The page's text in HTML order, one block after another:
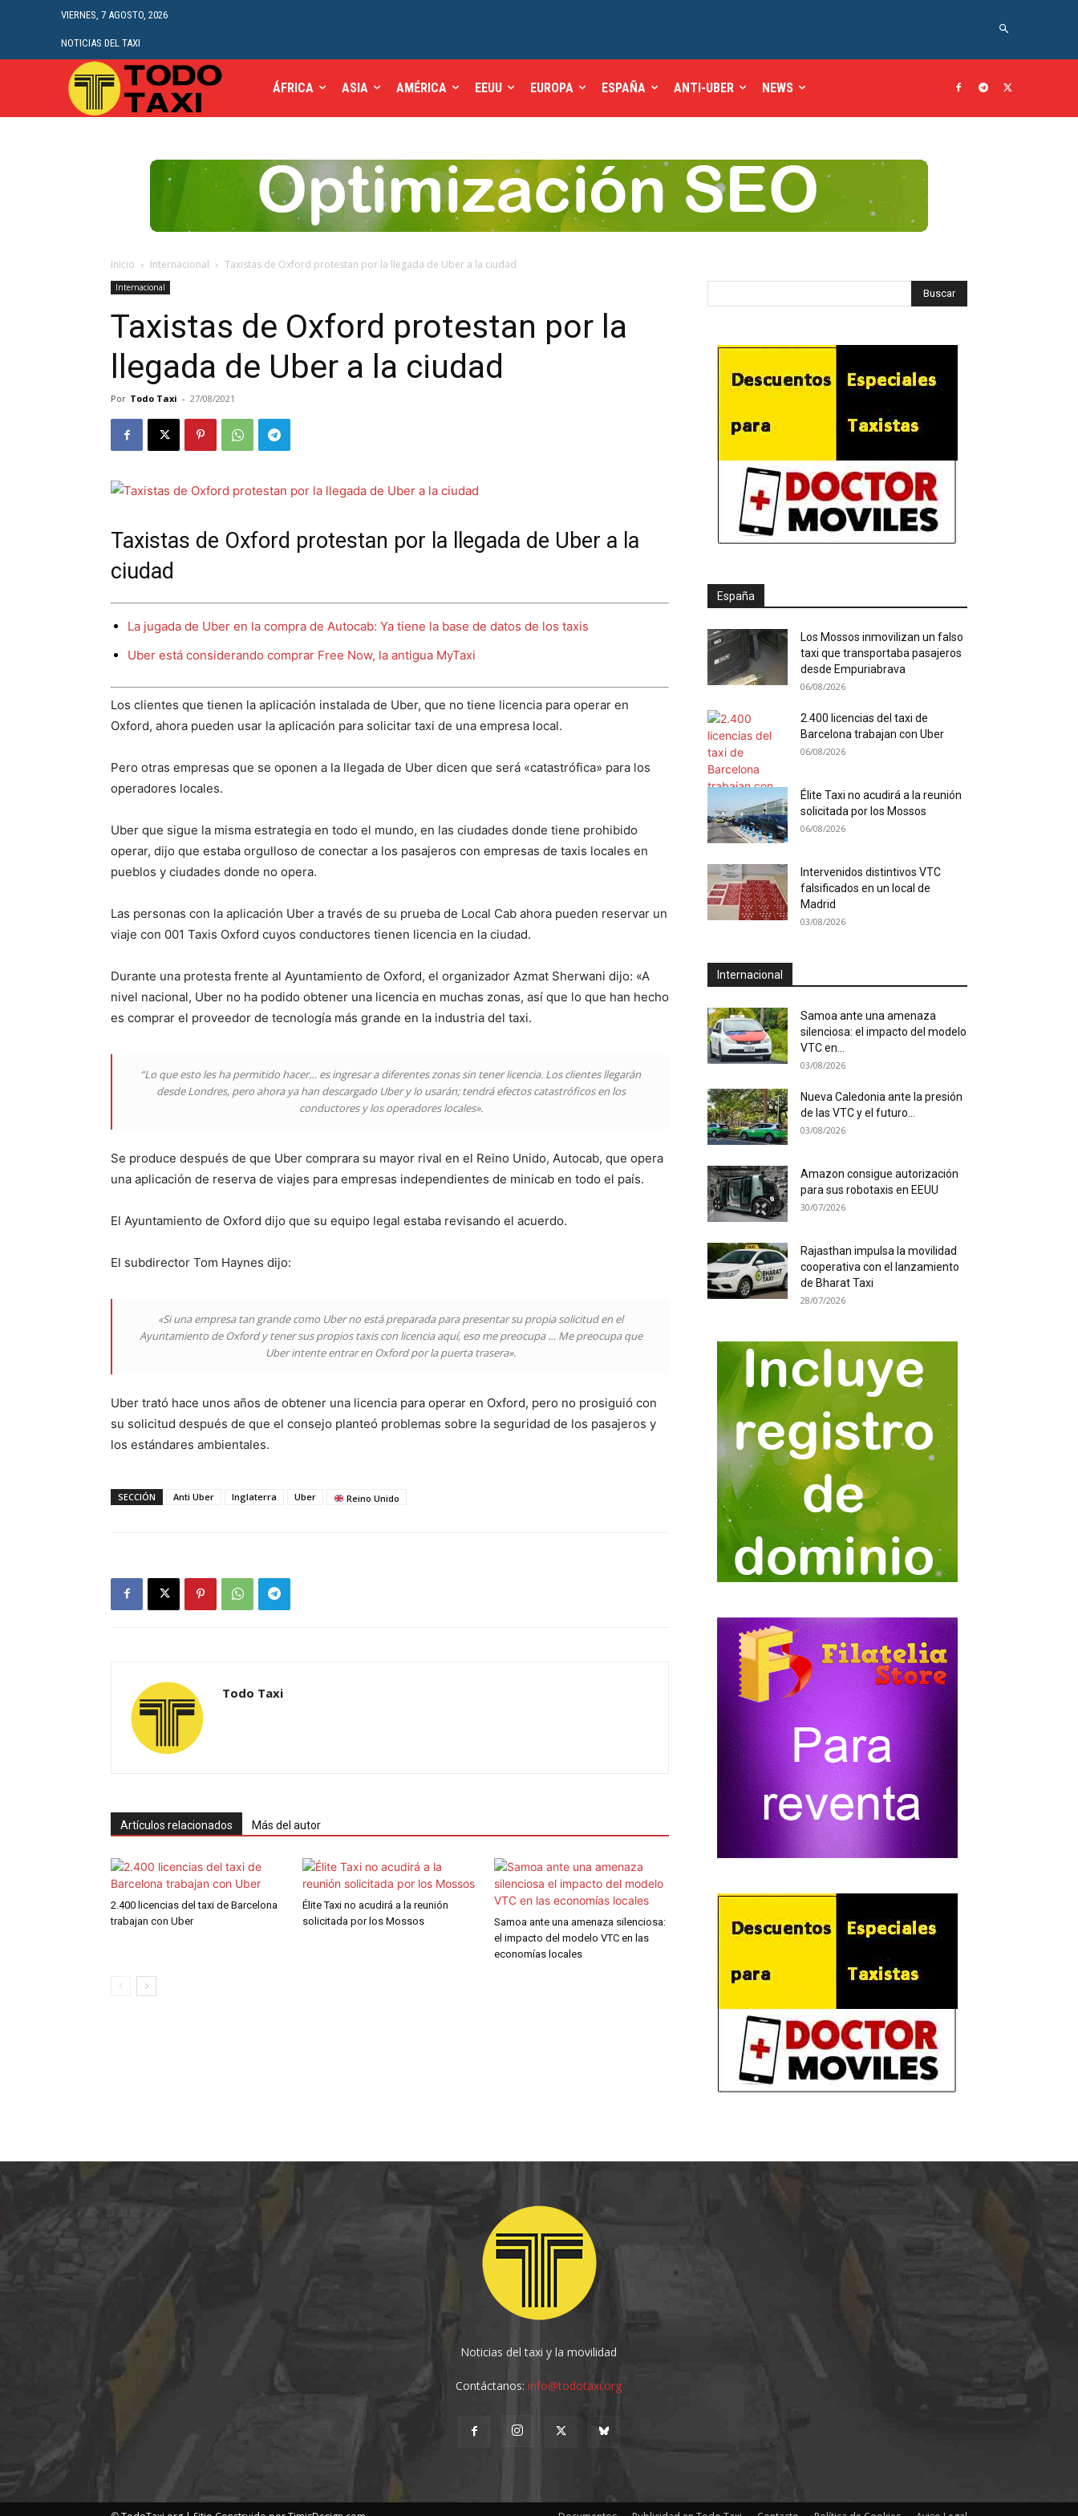
VIERNES, 7 AGOSTO, 2026
NOTICIAS DEL TAXI
ÁFRICA ASIA AMÉRICA EEUU EUROPA ESPAÑA ANTI-UBER NEWS
Inicio Internacional Taxistas de Oxford protestan por la llegada de Uber a la ciudad
Internacional
Taxistas de Oxford protestan por la
llegada de Uber a la ciudad
Por Todo Taxi - 27/08/2021
Taxistas de Oxford protestan por la llegada de Uber a la
ciudad
La jugada de Uber en la compra de Autocab: Ya tiene la base de datos de los taxis
Uber está considerando comprar Free Now, la antigua MyTaxi
Los clientes que tienen la aplicación instalada de Uber, que no tiene licencia para operar en
Oxford, ahora pueden usar la aplicación para solicitar taxi de una empresa local.
Pero otras empresas que se oponen a la llegada de Uber dicen que será «catastrófica» para los
operadores locales.
Uber que sigue la misma estrategia en todo el mundo, en las ciudades donde tiene prohibido
operar, dijo que estaba orgulloso de conectar a los pasajeros con empresas de taxis locales en
pueblos y ciudades donde no opera.
Las personas con la aplicación Uber a través de su prueba de Local Cab ahora pueden reservar un
viaje con 001 Taxis Oxford cuyos conductores tienen licencia en la ciudad.
Durante una protesta frente al Ayuntamiento de Oxford, el organizador Azmat Sherwani dijo: «A
nivel nacional, Uber no ha podido obtener una licencia en muchas zonas, así que lo que han hecho
es comprar el proveedor de tecnología más grande en la industria del taxi.
“Lo que esto les ha permitido hacer… es ingresar a diferentes zonas sin tener licencia. Los clientes llegarán
desde Londres, pero ahora ya han descargado Uber y lo usarán; tendrá efectos catastróficos en los
conductores y los operadores locales».
Se produce después de que Uber comprara su mayor rival en el Reino Unido, Autocab, que opera
una aplicación de reserva de viajes para empresas independientes de minicab en todo el país.
El Ayuntamiento de Oxford dijo que su equipo legal estaba revisando el acuerdo.
El subdirector Tom Haynes dijo:
«Si una empresa tan grande como Uber no está preparada para presentar su propia solicitud en el
Ayuntamiento de Oxford y tener sus propios taxis con licencia aquí, eso me preocupa … Me preocupa que
Uber intente entrar en Oxford por la puerta trasera».
Uber trató hace unos años de obtener una licencia para operar en Oxford, pero no prosiguió con
su solicitud después de que el consejo planteó problemas sobre la seguridad de los pasajeros y
los estándares ambientales.
SECCIÓN Anti Uber Inglaterra Uber Reino Unido
Todo Taxi
Artículos relacionados Más del autor
2.400 licencias del taxi de Barcelona
trabajan con Uber
Élite Taxi no acudirá a la reunión
solicitada por los Mossos
Samoa ante una amenaza silenciosa:
el impacto del modelo VTC en las
economías locales
España
Los Mossos inmovilizan un falso
taxi que transportaba pasajeros
desde Empuriabrava
06/08/2026
2.400 licencias del taxi de
Barcelona trabajan con Uber
06/08/2026
Élite Taxi no acudirá a la reunión
solicitada por los Mossos
06/08/2026
Intervenidos distintivos VTC
falsificados en un local de
Madrid
03/08/2026
Internacional
Samoa ante una amenaza
silenciosa: el impacto del modelo
VTC en...
03/08/2026
Nueva Caledonia ante la presión
de las VTC y el futuro...
03/08/2026
Amazon consigue autorización
para sus robotaxis en EEUU
30/07/2026
Rajasthan impulsa la movilidad
cooperativa con el lanzamiento
de Bharat Taxi
28/07/2026
Noticias del taxi y la movilidad
Contáctanos:info@todotaxi.org